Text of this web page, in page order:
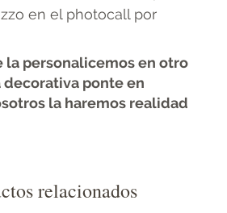
en el photocall por
la personalicemos en otro
ponte en
la haremos realidad
relacionados